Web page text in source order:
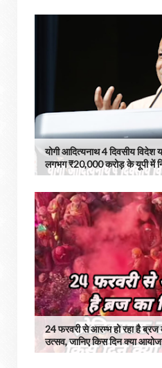
योगी आदित्यनाथ 4 दिवसीय विदेश
लगभग ₹20,000 करोड़ के यूपी में
24 फरवरी से आरम्भ हो रहा है ब्रज
उत्सव, जानिए किस दिन क्या